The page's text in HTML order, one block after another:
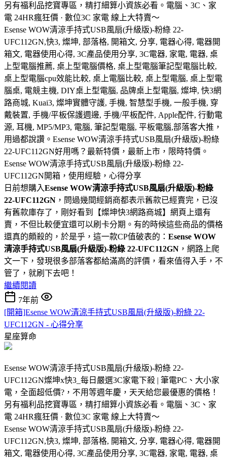
另有福利品挖寶專區，精打細算小資族必看。電腦、3C、家
電 24HR瘋狂價 · 數位3C 家電 線上大特賣～
Esense WOW清涼手持式USB風扇(升級版)-粉綠 22-
UFC112GN,快3, 燦坤, 部落格, 開箱文, 分享, 電器心得, 電器開
箱文, 電器使用心得, 3C產品使用分享, 3C電器, 家電, 電器, 桌
上型電腦推薦, 桌上型電腦價格, 桌上型電腦筆記型電腦比較,
桌上型電腦cpu效能比較, 桌上電腦比較, 桌上型電腦, 桌上型電
腦桌, 電競主機, DIY桌上型電腦, 品牌桌上型電腦, 燦坤, 快3網
路商城, Kuai3, 燦坤實體守護, 手機, 智慧型手機, 一般手機, 穿
戴裝置, 手機/平板保護週邊, 手機/平板配件, Apple配件, 行動電
源, 耳機, MP5/MP3, 電腦, 筆記型電腦, 平板電腦,部落客大推，
用過都說讚。Esense WOW清涼手持式USB風扇(升級版)-粉綠
22-UFC112GN好用嗎？最新特價，最新上市，限時特價。
Esense WOW清涼手持式USB風扇(升級版)-粉綠 22-
UFC112GN開箱，使用經驗，心得分享
日前想購入Esense WOW清涼手持式USB風扇(升級版)-粉綠
22-UFC112GN ，問過幾間經銷商都表示舊款已經賣完，已沒
有舊款庫存了，剛好看到【燦坤快3網路商城】網頁上還有
賣，不但比較便宜還可以刷卡分期。有的時候這些商品的價格
還真的頗殺的，於是乎，這一款CP值破表的： Esense WOW
清涼手持式USB風扇(升級版)-粉綠 22-UFC112GN ，網路上爬
文一下，發現很多部落客都給滿高的評價，看來值得入手，不
管了，就刷下去吧！
繼續閱讀
7年前
[開箱]Esense WOW清涼手持式USB風扇(升級版)-粉綠 22-
UFC112GN - 心得分享
星座算命
Esense WOW清涼手持式USB風扇(升級版)-粉綠 22-
UFC112GN燦坤x快3_每日嚴選3C家電下殺 | 筆電PC、大小家
電，全面超低價?，不用等週年慶，天天給您最優惠的價格！
另有福利品挖寶專區，精打細算小資族必看。電腦、3C、家
電 24HR瘋狂價 · 數位3C 家電 線上大特賣～
Esense WOW清涼手持式USB風扇(升級版)-粉綠 22-
UFC112GN,快3, 燦坤, 部落格, 開箱文, 分享, 電器心得, 電器開
箱文, 電器使用心得, 3C產品使用分享, 3C電器, 家電, 電器, 桌